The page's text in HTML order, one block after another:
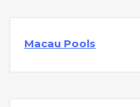
Macau Pools